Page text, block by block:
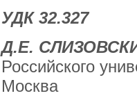
УДК 32.327
Д.Е.
Российского
Москва